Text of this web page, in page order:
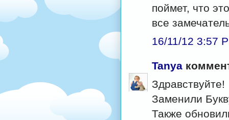
поймет, что
все
16/11/12 3:57
Tanya
Здравствуйте!
Заменили
Также